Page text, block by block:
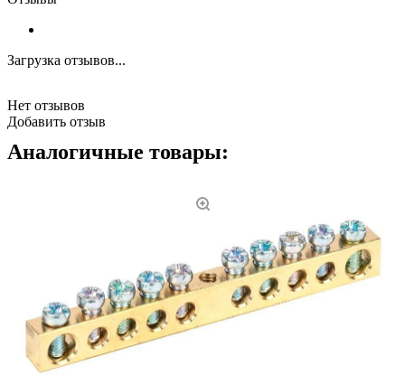
Загрузка отзывов...
Нет отзывов
Добавить отзыв
Аналогичные товары: